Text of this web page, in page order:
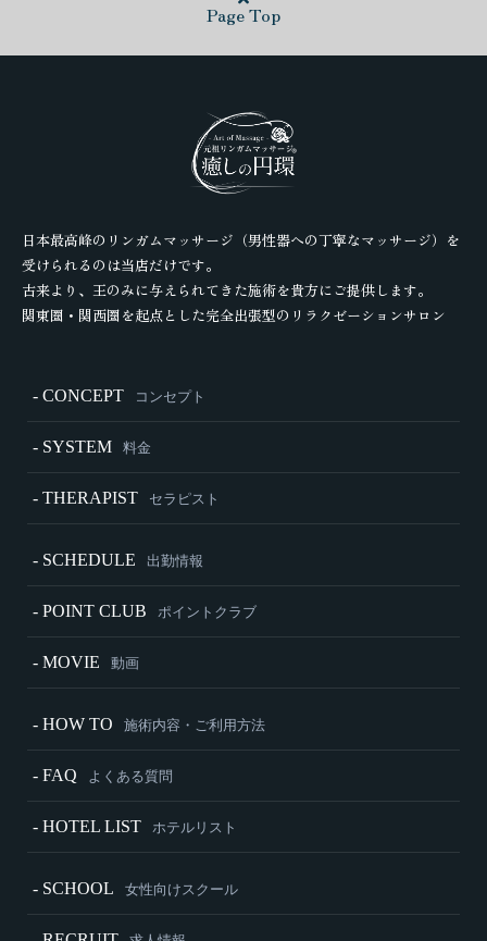
Page Top
日本最高峰のリンガムマッサージ（男性器への丁寧なマッサージ）を
受けられるのは当店だけです。
古来より、王のみに与えられてきた施術を貴方にご提供します。
関東圏・関西圏を起点とした完全出張型のリラクゼーションサロン
- CONCEPT コンセプト
- SYSTEM 料金
- THERAPIST セラピスト
- SCHEDULE 出勤情報
- POINT CLUB ポイントクラブ
- MOVIE 動画
- HOW TO 施術内容・ご利用方法
- FAQ よくある質問
- HOTEL LIST ホテルリスト
- SCHOOL 女性向けスクール